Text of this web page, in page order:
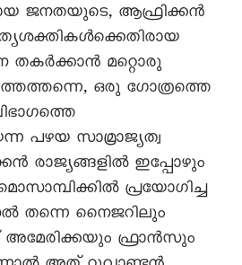
ജനതയുടെ, ആഫ്രിക്കൻ
തകർക്കാൻ മറ്റൊരു
ഒരു ഗോത്രത്തെ
പഴയ സാമ്രാജ്യത്വ
രാജ്യങ്ങളിൽ ഇപ്പോഴും
പ്രയോഗിച്ച
തന്നെ നെെജറിലും
അമേരിക്കയും ഫ്രാൻസും